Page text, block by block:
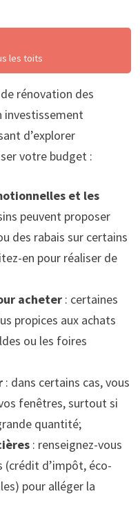
les toits
rénovation des
investissement
d’explorer
votre budget :
et les
peuvent proposer
des rabais sur certains
en pour réaliser de
acheter: certaines
propices aux achats
ou les foires
: dans certains cas, vous
fenêtres, surtout si
quantité;
: renseignez-vous
d’impôt, éco-
pour alléger la